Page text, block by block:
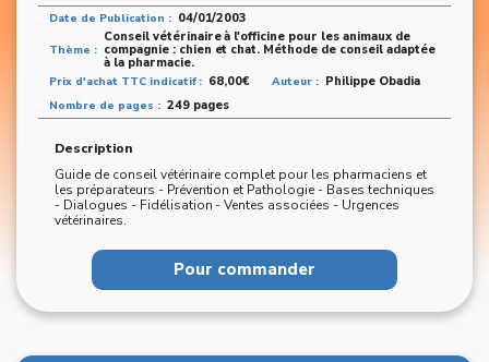
Date de Publication : 04/01/2003
Thème :
Conseil vétérinaire à l'officine pour les animaux de
compagnie : chien et chat. Méthode de conseil adaptée
à la pharmacie.
Prix d'achat TTC indicatif : 68,00€ Auteur : Philippe Obadia
Nombre de pages : 249 pages
Description
Guide de conseil vétérinaire complet pour les pharmaciens et
les préparateurs - Prévention et Pathologie - Bases techniques
- Dialogues - Fidélisation - Ventes associées - Urgences
vétérinaires.
Pour commander